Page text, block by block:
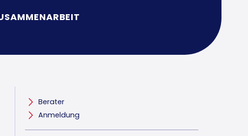
Berater
Anmeldung